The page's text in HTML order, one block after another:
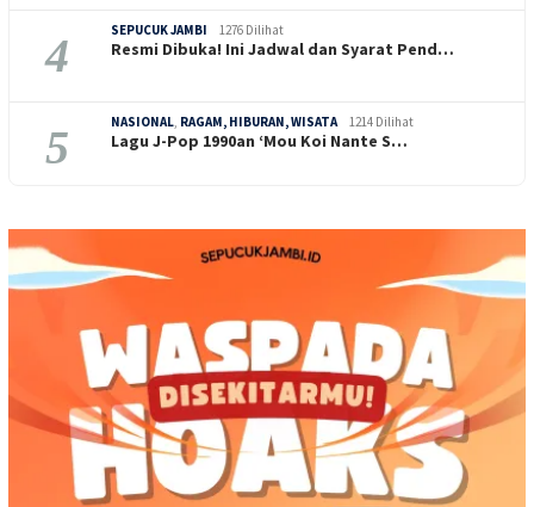
4 SEPUCUK JAMBI 1276 Dilihat
Resmi Dibuka! Ini Jadwal dan Syarat Pend…
5 NASIONAL, RAGAM, HIBURAN, WISATA 1214 Dilihat
Lagu J-Pop 1990an ‘Mou Koi Nante S…